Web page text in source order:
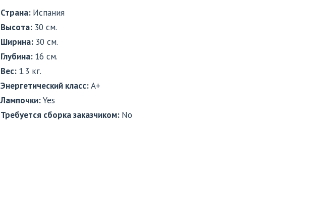
Страна: Испания
Высота: 30 см.
Ширина: 30 см.
Глубина: 16 см.
Вес: 1.3 кг.
Энергетический класс:A+
Лампочки:Yes
Требуется сборка заказчиком: No